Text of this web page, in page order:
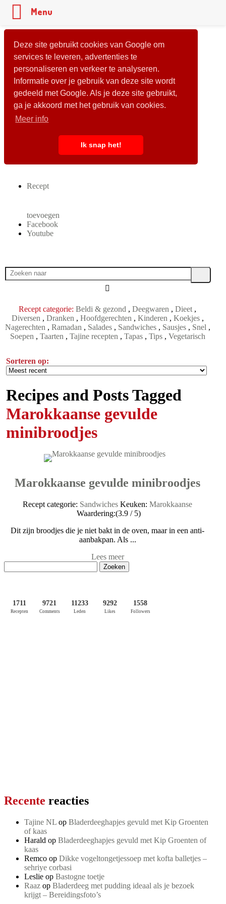
Deze site gebruikt cookies van Google om
services te leveren, advertenties te
personaliseren en verkeer te analyseren.
Informatie over je gebruik van deze site wordt
gedeeld met Google. Als je deze site gebruikt,
ga je akkoord met het gebruik van cookies.
Meer info
Ik snap het!
Recept
toevoegen
Facebook
Youtube
Recept categorie: Beldi & gezond ,Deegwaren ,Dieet ,
Diversen , Dranken , Hoofdgerechten , Kinderen , Koekjes,
Nagerechten , Ramadan , Salades, Sandwiches, Sausjes, Snel ,
Soepen , Taarten , Tajine recepten , Tapas, Tips, Vegetarisch
Sorteren op:
Recipes and Posts Tagged
Marokkaanse gevulde
minibroodjes
Marokkaanse gevulde minibroodjes
Recept categorie: Sandwiches Keuken:Marokkaanse
Waardering:(3.9 / 5)
Dit zijn broodjes die je niet bakt in de oven, maar in een anti-
aanbakpan. Als ...
Lees meer
naar:
1711
Recepten
9721
Comments
11233
Leden
9292
Likes
1558
Followers
Recente reacties
Tajine NL op Bladerdeeghapjes gevuld met Kip Groenten
of kaas
Harald op Bladerdeeghapjes gevuld met Kip Groenten of
kaas
Remco op Dikke vogeltongetjessoep met kofta balletjes –
sehriye corbasi
Leslie op Bastogne toetje
Raaz op Bladerdeeg met pudding ideaal als je bezoek
krijgt – Bereidingsfoto’s
Menu